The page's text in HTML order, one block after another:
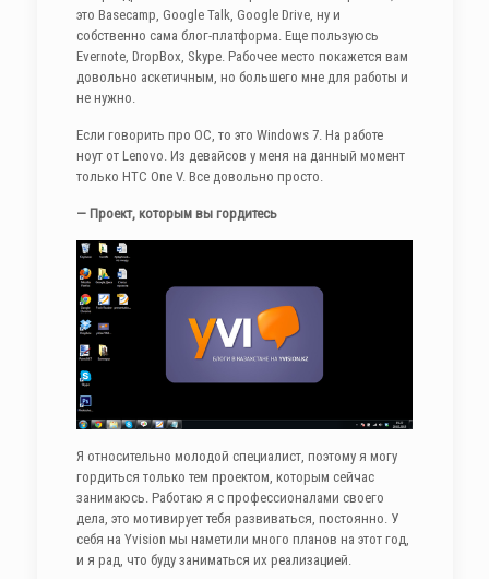
это Basecamp, Google Talk, Google Drive, ну и
собственно сама блог-платформа. Еще пользуюсь
Evernote, DropBox, Skype. Рабочее место покажется вам
довольно аскетичным, но большего мне для работы и
не нужно.
Если говорить про ОС, то это Windows 7. На работе
ноут от Lenovo. Из девайсов у меня на данный момент
только HTC One V. Все довольно просто.
— Проект, которым вы гордитесь
Я относительно молодой специалист, поэтому я могу
гордиться только тем проектом, которым сейчас
занимаюсь. Работаю я с профессионалами своего
дела, это мотивирует тебя развиваться, постоянно. У
себя на Yvision мы наметили много планов на этот год,
и я рад, что буду заниматься их реализацией.